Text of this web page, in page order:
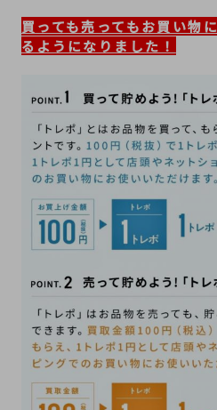
買っても売ってもお買い物
るようになりました！